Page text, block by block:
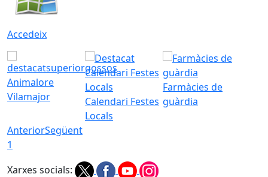
Accedeix
Animalore
Vilamajor
Calendari Festes
Locals
Farmàcies de
guàrdia
AnteriorSegüent
1
Xarxes socials: